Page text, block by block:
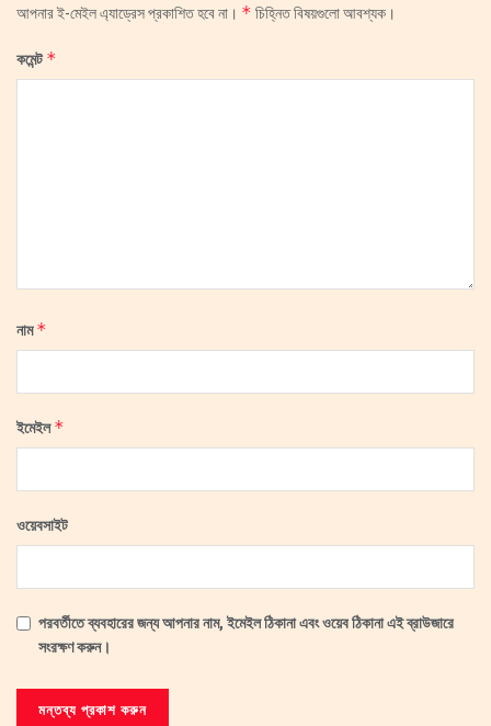
আপনার ই-মেইল এ্যাড্রেস প্রকাশিত হবে না। * চিহ্নিত বিষয়গুলো আবশ্যক।
কমেন্ট*
নাম*
ইমেইল*
ওয়েবসাইট
পরবর্তীতে ব্যবহারের জন্য আপনার নাম, ইমেইল ঠিকানা এবং ওয়েব ঠিকানা এই ব্রাউজারে
সংরক্ষণ করুন।